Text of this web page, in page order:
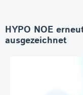
HYPO NOE
ausgezeichnet